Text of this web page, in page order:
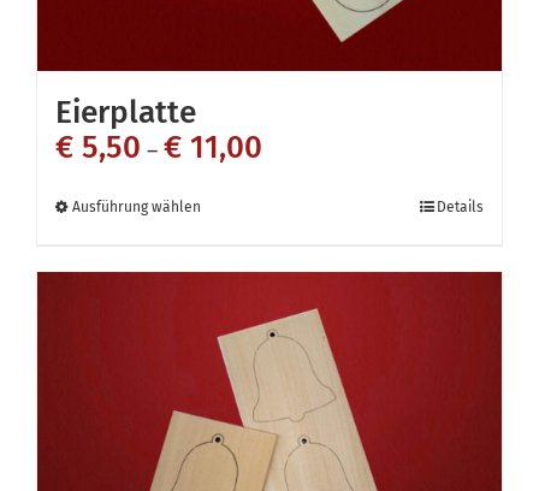
Eierplatte
€ 5,50 – € 11,00
Ausführung wählen
mehrere
Varianten
auf.
Die
Optionen
Details